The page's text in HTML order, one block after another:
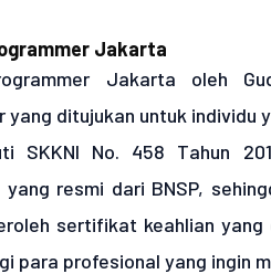
Jakarta
Jakarta oleh
yang ditujukan untuk individu
SKKNI No. 458 Tahun
yang resmi dari BNSP,
sertifikat keahlian
para profesional yang ingin